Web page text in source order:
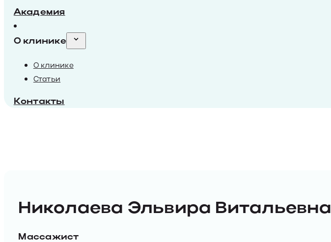
Академия
О клинике
О клинике
Статьи
Контакты
Николаева Эльвира Витальевна
Массажист